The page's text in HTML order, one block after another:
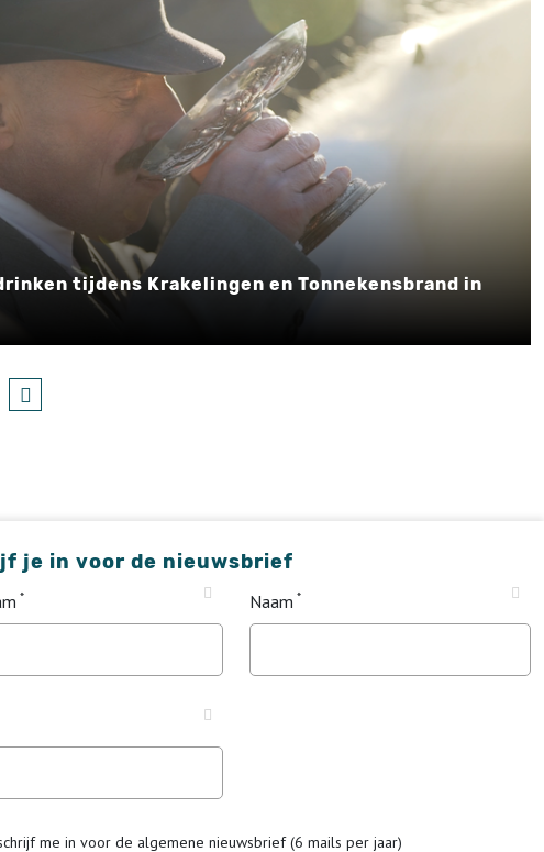
tijdens Krakelingen en Tonnekensbrand in
je in voor de nieuwsbrief
Naam
me in voor de algemene nieuwsbrief (6 mails per jaar)